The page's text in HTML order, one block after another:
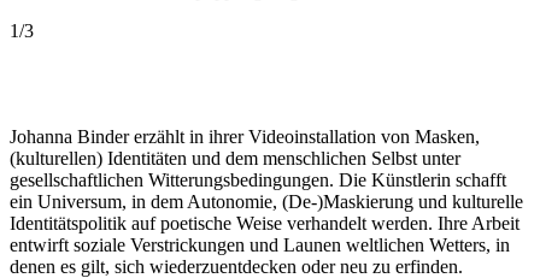
1/3
Johanna Binder erzählt in ihrer Videoinstallation von Masken,
(kulturellen) Identitäten und dem menschlichen Selbst unter
gesellschaftlichen Witterungsbedingungen. Die Künstlerin schafft
ein Universum, in dem Autonomie, (De-)Maskierung und kulturelle
Identitätspolitik auf poetische Weise verhandelt werden. Ihre Arbeit
entwirft soziale Verstrickungen und Launen weltlichen Wetters, in
denen es gilt, sich wiederzuentdecken oder neu zu erfinden.